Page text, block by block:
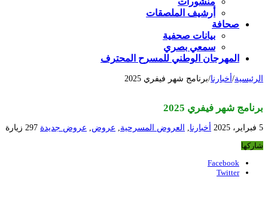
أرشيف الملصقات
صحافة
بيانات صحفية
سمعي بصري
المهرجان الوطني للمسرح المحترف
الرئيسية/ أخبارنا/برنامج شهر فيفري 2025
برنامج شهر فيفري 2025
5 فبراير، 2025 أخبارنا, العروض المسرحية, عروض, عروض جديدة 297 زيارة
شاركها
Facebook
Twitter